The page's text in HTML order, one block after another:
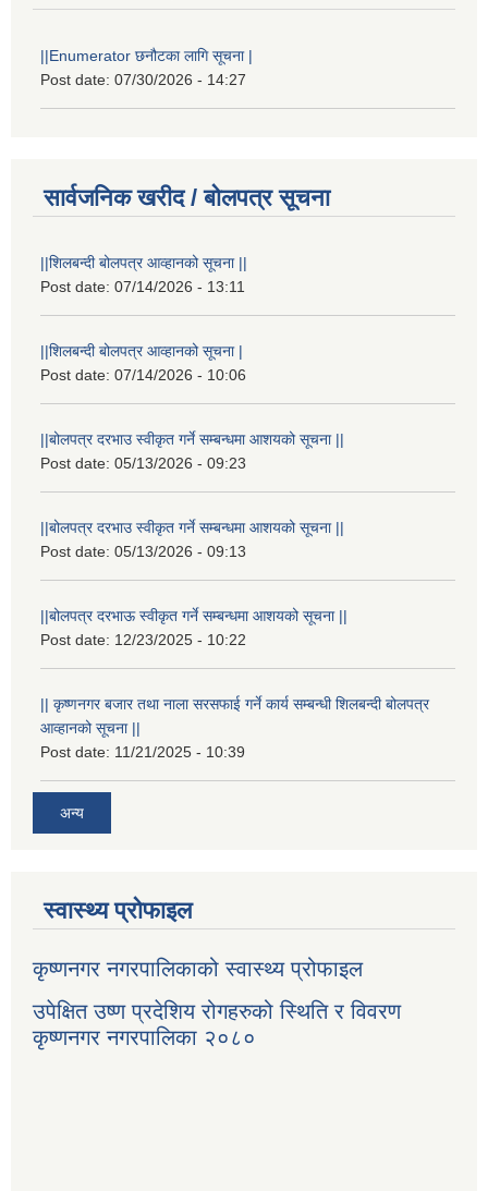
||Enumerator छनौटका लागि सूचना |
Post date: 07/30/2026 - 14:27
सार्वजनिक खरीद / बोलपत्र सूचना
||शिलबन्दी बोलपत्र आव्हानको सूचना ||
Post date: 07/14/2026 - 13:11
||शिलबन्दी बोलपत्र आव्हानको सूचना |
Post date: 07/14/2026 - 10:06
||बोलपत्र दरभाउ स्वीकृत गर्ने सम्बन्धमा आशयको सूचना ||
Post date: 05/13/2026 - 09:23
||बोलपत्र दरभाउ स्वीकृत गर्ने सम्बन्धमा आशयको सूचना ||
Post date: 05/13/2026 - 09:13
||बोलपत्र दरभाऊ स्वीकृत गर्ने सम्बन्धमा आशयको सूचना ||
Post date: 12/23/2025 - 10:22
|| कृष्णनगर बजार तथा नाला सरसफाई गर्ने कार्य सम्बन्धी शिलबन्दी बोलपत्र
आव्हानको सूचना ||
Post date: 11/21/2025 - 10:39
अन्य
स्वास्थ्य प्रोफाइल
कृष्णनगर नगरपालिकाको स्वास्थ्य प्रोफाइल
उपेक्षित उष्ण प्रदेशिय रोगहरुको स्थिति र विवरण
कृष्णनगर नगरपालिका २०८०